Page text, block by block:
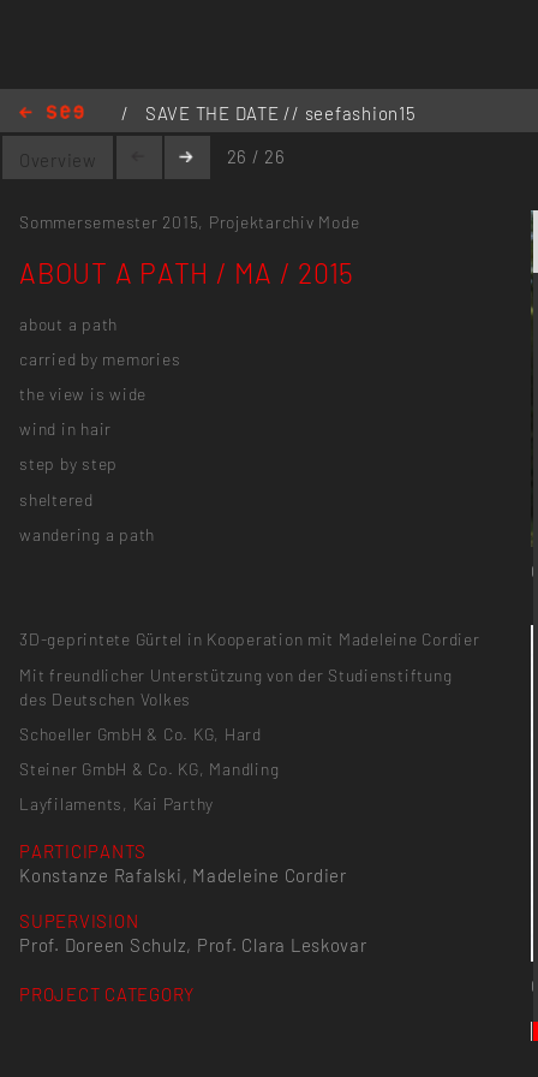
/
SAVE THE DATE // seefashion15
/ ABOUT A PATH / MA / 2015
Overview
26 / 26
Sommersemester 2015, Projektarchiv Mode
ABOUT A PATH / MA / 2015
about a path
carried by memories
the view is wide
wind in hair
step by step
sheltered
wandering a path
3D-geprintete Gürtel in Kooperation mit Madeleine Cordier
Mit freundlicher Unterstützung von der Studienstiftung
des Deutschen Volkes
Schoeller GmbH & Co. KG, Hard
Steiner GmbH & Co. KG, Mandling
Layfilaments, Kai Parthy
PARTICIPANTS
Konstanze Rafalski, Madeleine Cordier
SUPERVISION
Prof. Doreen Schulz, Prof. Clara Leskovar
PROJECT CATEGORY